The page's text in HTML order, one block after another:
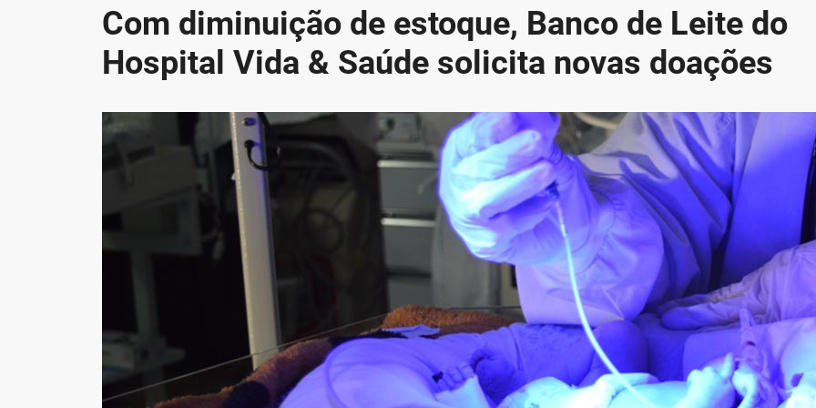
Com diminuição de estoque, Banco de Leite do
Hospital Vida & Saúde solicita novas doações
c